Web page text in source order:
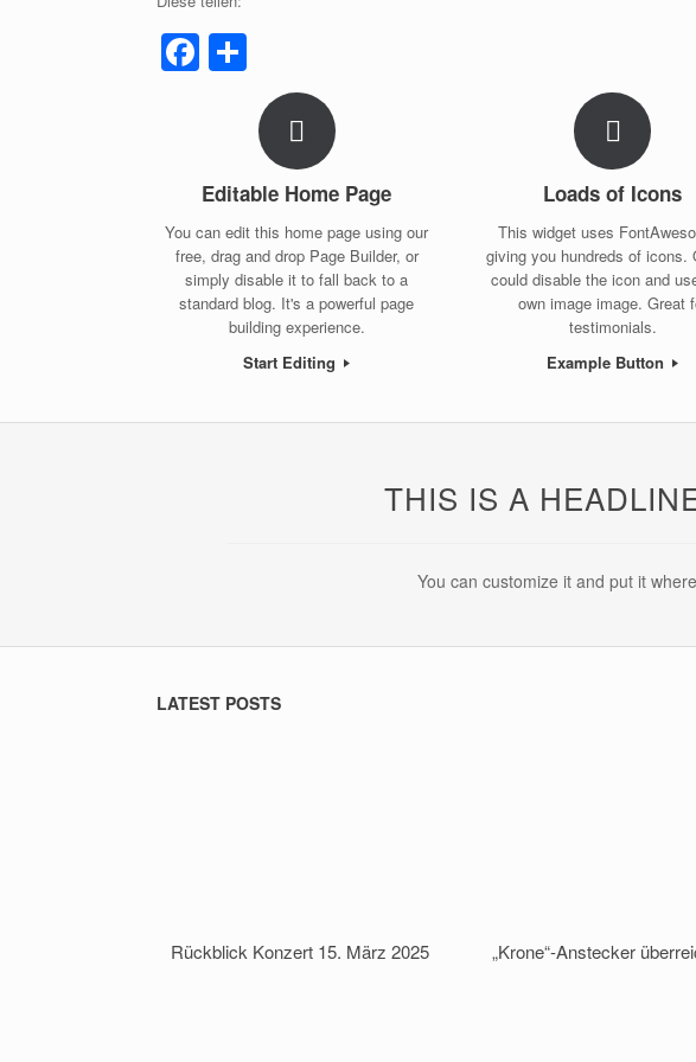
F
a
b
o
o
k
eil
e
n
Editable Home Page
You can edit this home page using our
free, drag and drop Page Builder, or
simply disable it to fall back to a
standard blog. It's a powerful page
building experience.
Start Editing
Loads of Icons
This widget uses
giving you hundreds of icons.
could disable the icon and
own image image. Great
testimonials.
Example Button
THIS IS A
You can customize it and put it
LATEST POSTS
Rückblick Konzert 15. März 2025 „Krone“-Anstecker